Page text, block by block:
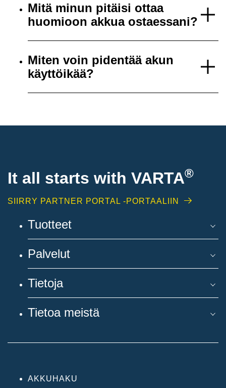
Mitä minun pitäisi ottaa
huomioon akkua ostaessani?
Miten voin pidentää akun
käyttöikää?
It all starts with VARTA®
SIIRRY PARTNER PORTAL -PORTAALIIN
Tuotteet
Palvelut
Tietoja
Tietoa meistä
AKKUHAKU